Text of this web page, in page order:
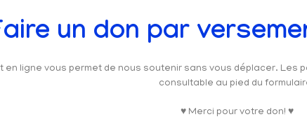
un don par
en ligne vous permet de nous soutenir sans vous déplacer.
consultable au pied du
♥ Merci pour votre don! ♥